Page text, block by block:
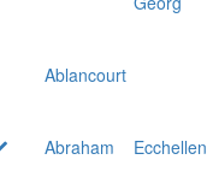
Ablancourt
Abraham